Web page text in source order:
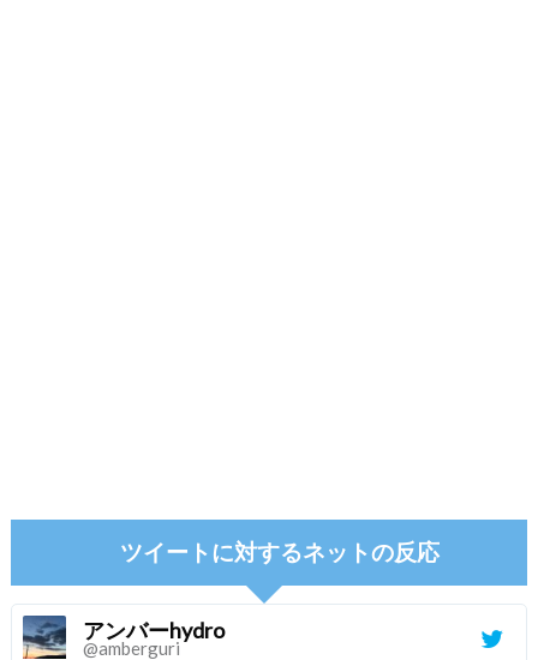
ツイートに対するネットの反応
アンバーhydro
@amberguri